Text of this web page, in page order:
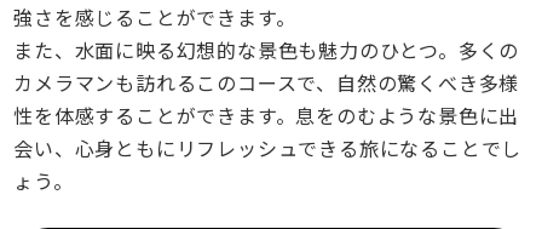
強さを感じることができます。
また、水面に映る幻想的な景色も魅力のひとつ。多くの
カメラマンも訪れるこのコースで、自然の驚くべき多様
性を体感することができます。息をのむような景色に出
会い、心身ともにリフレッシュできる旅になることでし
ょう。